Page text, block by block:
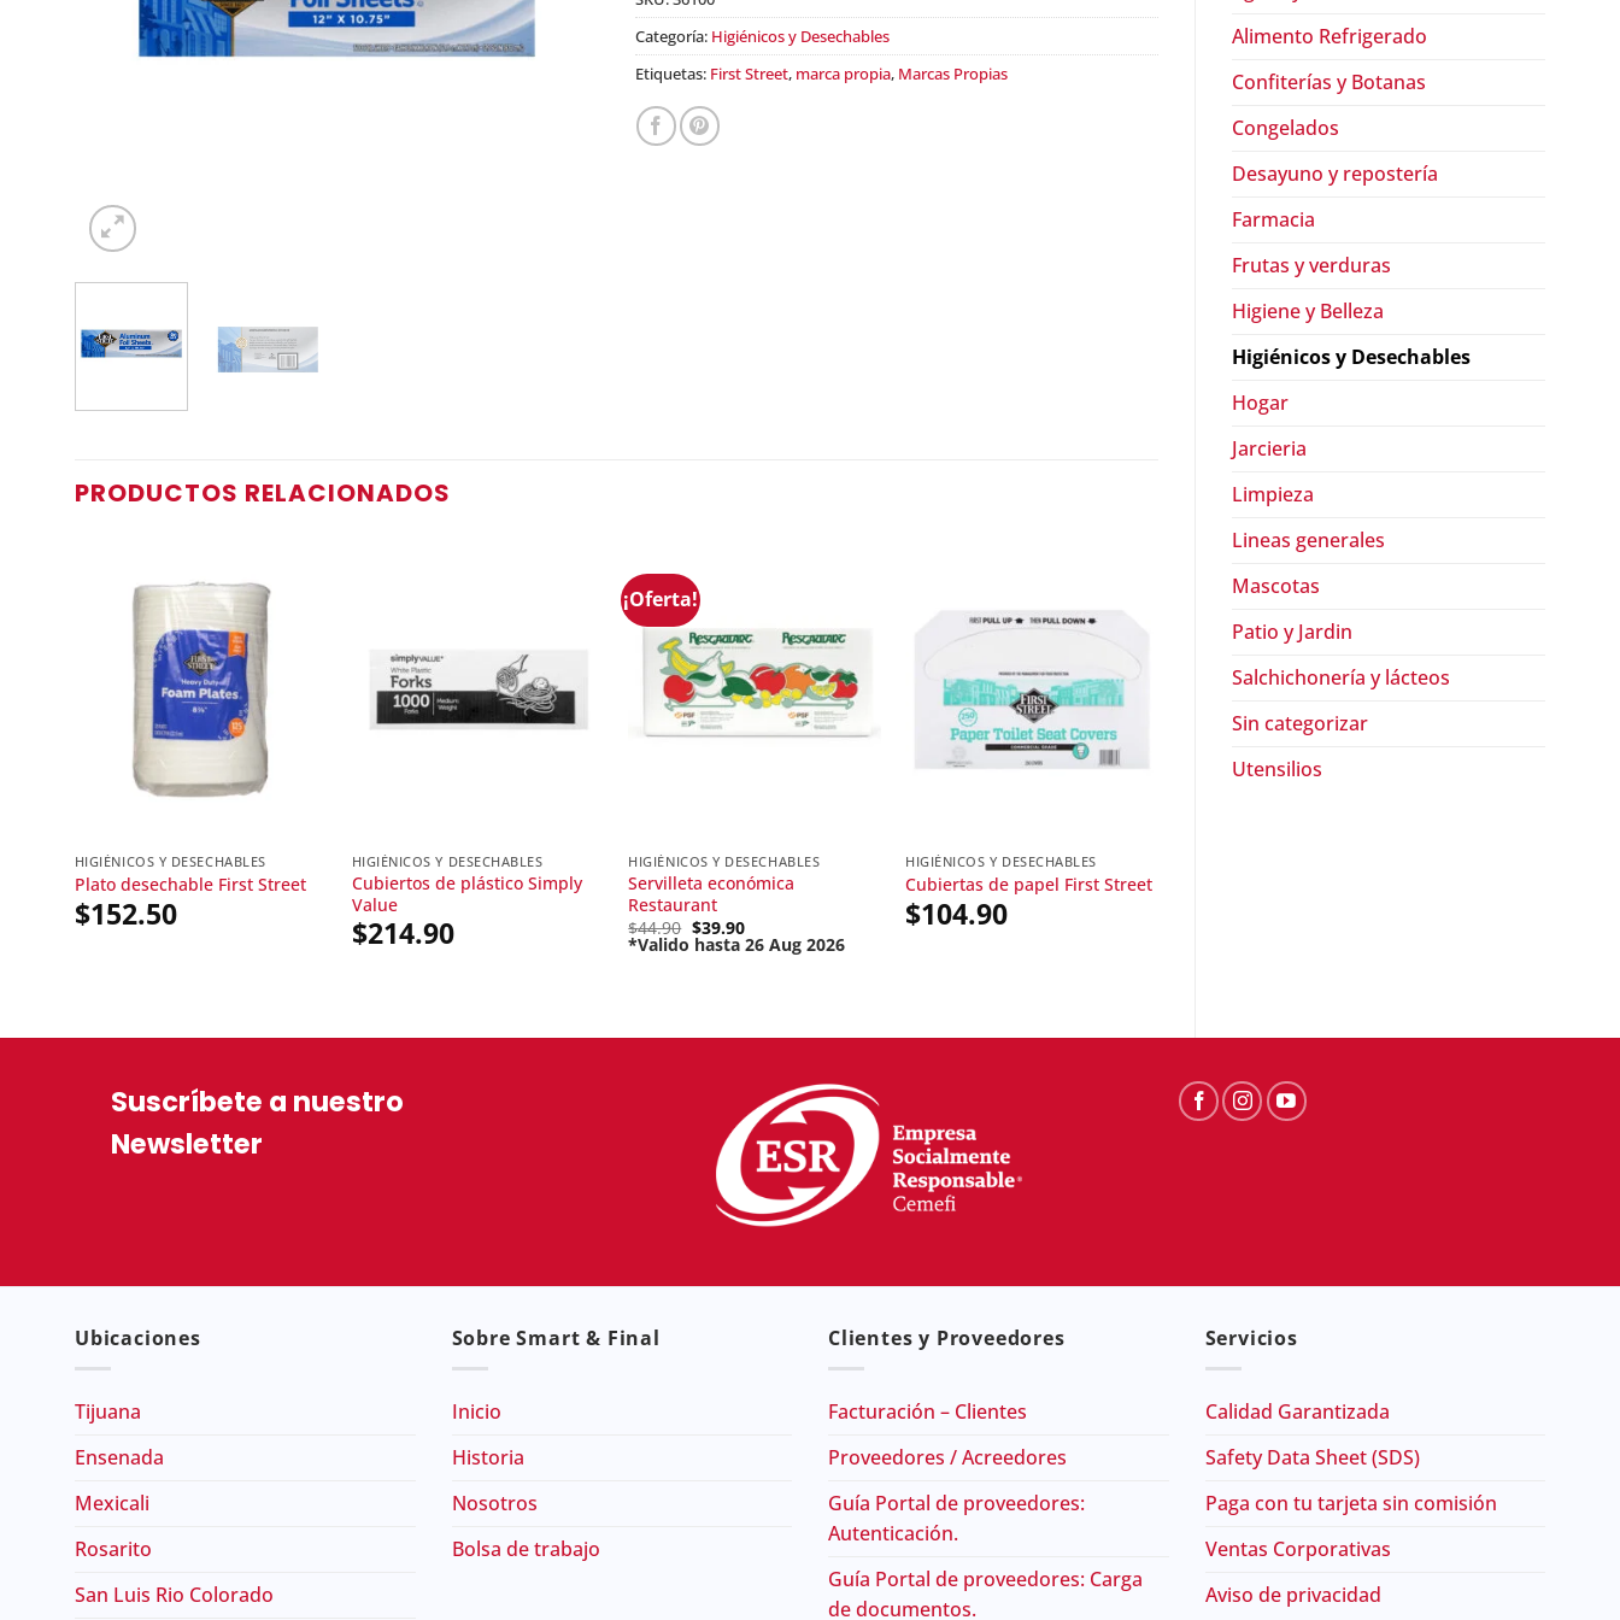
Alimento Refrigerado
Confiterías y Botanas
Congelados
Desayuno y repostería
Farmacia
Frutas y verduras
Higiene y Belleza
Higiénicos y Desechables
Hogar
Jarcieria
Limpieza
Lineas generales
Mascotas
Patio y Jardin
Salchichonería y lácteos
Sin categorizar
Utensilios
Categoría: Higiénicos y Desechables
Etiquetas: First Street, marca propia, Marcas Propias
PRODUCTOS RELACIONADOS
HIGIÉNICOS Y DESECHABLES
Plato desechable First Street
$152.50
HIGIÉNICOS Y DESECHABLES
Cubiertos de plástico Simply
Value
$214.90
¡Oferta!
HIGIÉNICOS Y DESECHABLES
Servilleta económica
Restaurant
$44.90 Original
price
$39.90
*Valido hasta 26 Aug 2026
HIGIÉNICOS Y DESECHABLES
Cubiertas de papel First Street
$104.90
Suscríbete a nuestro
Newsletter
Ubicaciones
Tijuana
Ensenada
Mexicali
Rosarito
San Luis Rio Colorado
Sobre Smart & Final
Inicio
Historia
Nosotros
Bolsa de trabajo
Clientes y Proveedores
Facturación – Clientes
Proveedores / Acreedores
Guía Portal de proveedores:
Autenticación.
Guía Portal de proveedores: Carga
de documentos.
Servicios
Calidad Garantizada
Safety Data Sheet (SDS)
Paga con tu tarjeta sin comisión
Ventas Corporativas
Aviso de privacidad